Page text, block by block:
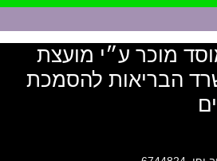
מוכר ע״י מועצת
הבריאות להסמכת